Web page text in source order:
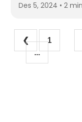
Des 5, 2024 • 2
❮
1
...